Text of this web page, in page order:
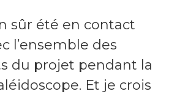
sûr été en contact
l’ensemble des
du projet pendant la
Et je crois